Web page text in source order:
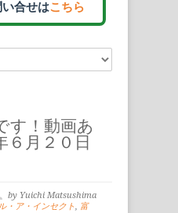
合せはこちら
す！動画あ
６月２０日
by Yuichi Matsushima
・ア・インセクト, 富